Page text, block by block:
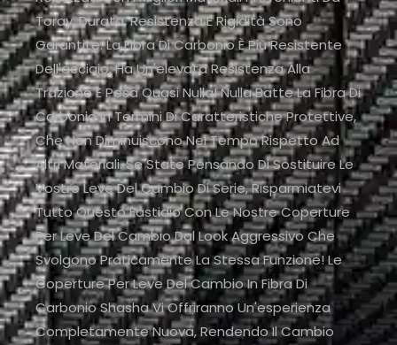
Toray. Durata, Resistenza E Rigidità Sono
Garantite. La Fibra Di Carbonio È Più Resistente
Dell'acciaio, Ha Un'elevata Resistenza Alla
Trazione E Pesa Quasi Nulla! Nulla Batte La Fibra Di
Carbonio In Termini Di Caratteristiche Protettive,
Che Non Diminuiscono Nel Tempo Rispetto Ad
Altri Materiali. Se State Pensando Di Sostituire Le
Vostre Leve Del Cambio Di Serie, Risparmiatevi
Tutto Questo Fastidio Con Le Nostre Coperture
Per Leve Del Cambio Dal Look Aggressivo Che
Svolgono Praticamente La Stessa Funzione! Le
Coperture Per Leve Del Cambio In Fibra Di
Carbonio Shasha Vi Offriranno Un'esperienza
Completamente Nuova, Rendendo Il Cambio